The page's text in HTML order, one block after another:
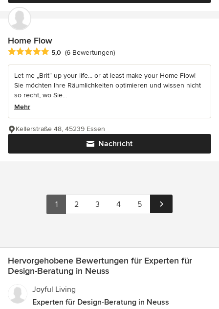
Home Flow
Durchschnittliche Bewertung: 5 von 5 Sternen
5,0 (6 Bewertungen)
Let me „Brit“ up your life... or at least make your Home Flow!
Sie möchten Ihre Räumlichkeiten optimieren und wissen nicht
so recht, wo Sie...
Mehr
Nachricht
Kellerstraße 48, 45239 Essen
1 2 3 4 5
Hervorgehobene Bewertungen für Experten für
Design-Beratung in Neuss
Joyful Living
Experten für Design-Beratung in Neuss